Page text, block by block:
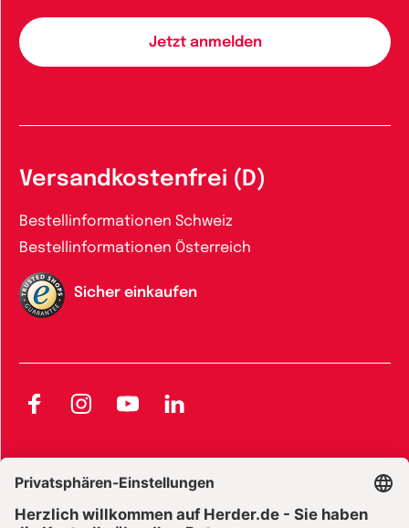
Versandkostenfrei (D)
Bestellinformationen Schweiz
Bestellinformationen Österreich
Sicher einkaufen
FacebookInstagramYouTubeLinkedIn
Widerrufsbelehrung E-Books
Widerrufsbelehrung Zeitschriften Datenschutz